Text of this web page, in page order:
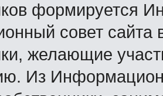
формируется
совет сайта
желающие
Из